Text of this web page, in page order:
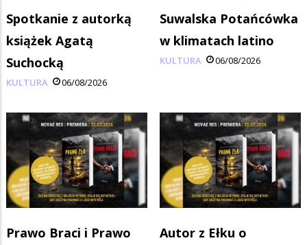
Spotkanie z autorką
książek Agatą
Suchocką
KULTURA 06/08/2026
Suwalska Potańcówka
w klimatach latino
KULTURA 06/08/2026
Prawo Braci i Prawo
Autor z Ełku o